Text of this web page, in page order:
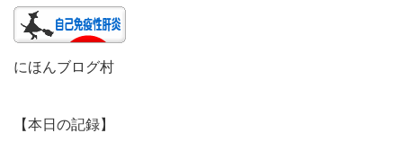
にほんブログ村
【本日の記録】